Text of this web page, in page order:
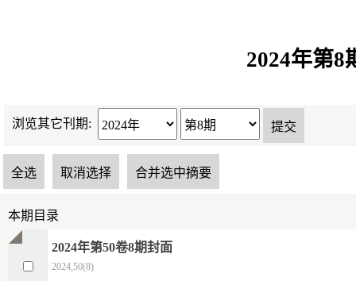
2024年第8
浏览其它刊期:
本期目录
2024年第50卷8期封面
2024,50(8)